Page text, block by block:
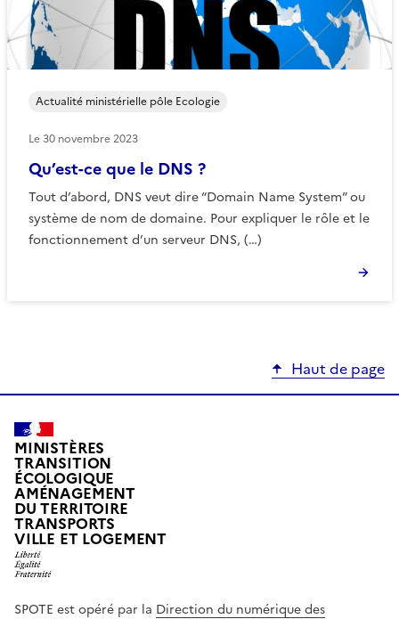
Qu’est-ce que le DNS ?
Tout d’abord, DNS veut dire “Domain Name System” ou
système de nom de domaine. Pour expliquer le rôle et le
fonctionnement d’un serveur DNS, (…)
Actualité ministérielle pôle Ecologie
Le30 novembre 2023
Haut de page
MINISTÈRES
TRANSITION
ÉCOLOGIQUE
AMÉNAGEMENT
DU TERRITOIRE
TRANSPORTS
VILLE ET LOGEMENT
SPOTE est opéré par la Direction du numérique des